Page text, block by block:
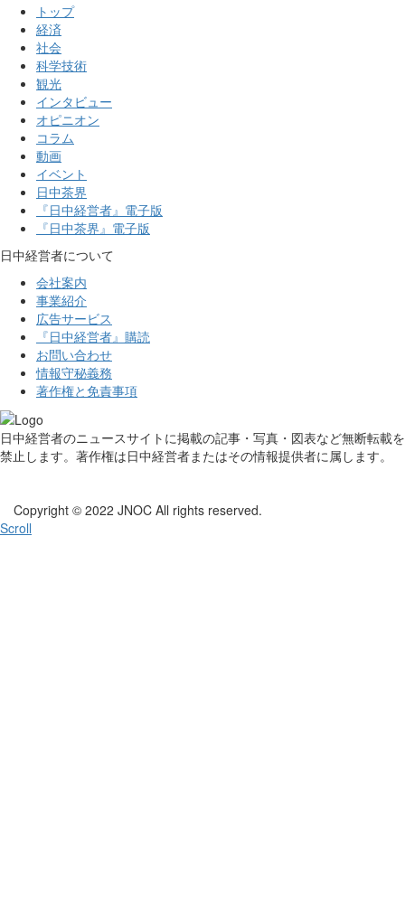
トップ
経済
社会
科学技術
観光
インタビュー
オピニオン
コラム
動画
イベント
日中茶界
『日中経営者』電子版
『日中茶界』電子版
日中経営者について
会社案内
事業紹介
広告サービス
『日中経営者』購読
お問い合わせ
情報守秘義務
著作権と免責事項
日中経営者のニュースサイトに掲載の記事・写真・図表など無断転載を
禁止します。著作権は日中経営者またはその情報提供者に属します。
Copyright © 2022 JNOC All rights reserved.
Scroll